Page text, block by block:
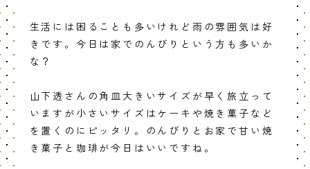
生活には困ることも多いけれど雨の雰囲気は好
きです。今日は家でのんびりという方も多いか
な？
山下透さんの角皿大きいサイズが早く旅立って
いますが小さいサイズはケーキや焼き菓子など
を置くのにピッタリ。のんびりとお家で甘い焼
き菓子と珈琲が今日はいいですね。